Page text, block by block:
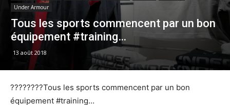
Under Armour
Tous les sports commencent par un bon
équipement #training…
13 août 2018
????????Tous les sports commencent par un bon
équipement #training…